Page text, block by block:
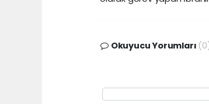
Okuyucu Yorumları